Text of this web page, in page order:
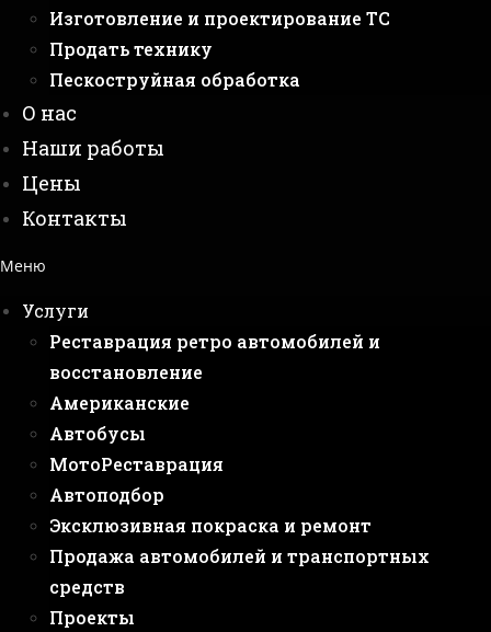
Изготовление и проектирование ТС
Продать технику
Пескоструйная обработка
О нас
Наши работы
Цены
Контакты
Меню
Услуги
Реставрация ретро автомобилей и
восстановление
Американские
Автобусы
МотоРеставрация
Автоподбор
Эксклюзивная покраска и ремонт
Продажа автомобилей и транспортных
средств
Проекты